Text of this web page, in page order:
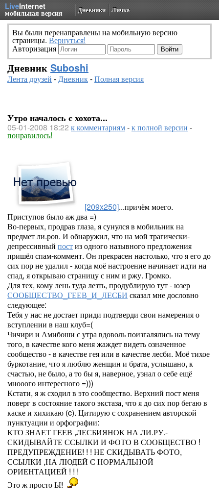
LiveInternet
мобильная версия Дневники Личка
Вы были перенаправлены на мобильную версию
страницы. Вернуться!
Авторизация
Дневник Suboshi
Лента друзей -Дневник-Полная версия
Утро началось с хохота...
05-01-2008 18:22 к комментариям-к полной версии -
понравилось!
[209x250]...причём моего.
Приступов было аж два =)
Во-первых, продрав глаза, я сунулся в мобильник на
предмет ли.ров. И обнаружил, что на мой трагически-
депрессивный постиз одного назывного предложения
пришёл спам-коммент. Он прекрасен настолько, что я его до
сих пор не удалил - когда моё настроение начинает идти на
спад, я открываю страницу с ним и ржу. Громко.
Для тех, кому лень туда лезть, продублирую тут - юзер
СООБЩЕСТВО_ГЕЕВ_И_ЛЕСБИ сказал мне дословно
следующее:
Тебя у нас не достает приди подтверди свои намерения о
вступлении в наш клуб=(
Чичири и Амибоши с утра вдоволь поизгалялись на тему
того, в качестве кого меня жаждет видеть означенное
сообщество - в качестве гея или в качестве лесби. Моё тихое
буркотание, что я люблю женщин и брата, услышано, к
счастью, не было, а то бы я, наверное, узнал о себе ещё
мнооого интересного =)))
Кстати, я ж сходил в это сообщество. Верхний пост меня
поверг в состояние такого экстаза, что я до сих пор бегаю в
каске и хихикаю (c). Цитирую с сохранением авторской
пунктуации и орфографии:
КТО ЗНАЕТ ГЕЕВ ,ЛЕСБИЯНОК НА ЛИ.РУ.-
СКИДЫВАЙТЕ ССЫЛКИ И ФОТО В СООБЩЕСТВО !
ПРЕДУПРЕЖДЕНИЕ! ! ! НЕ СКИДЫВАТЬ ФОТО,
ССЫЛКИ ,НА ЛЮДЕЙ С НОРМАЛЬНОЙ
ОРИЕНТАЦИЕЙ ! ! !
Это ж просто Ы!